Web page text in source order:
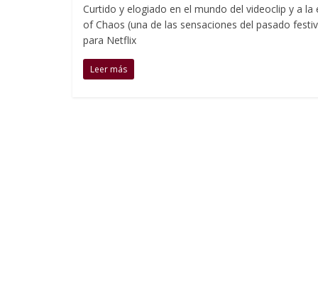
Curtido y elogiado en el mundo del videoclip y a
of Chaos (una de las sensaciones del pasado
para Netflix
Leer más